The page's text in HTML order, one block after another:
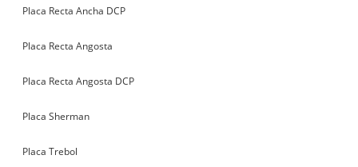
Placa Recta Ancha DCP
Placa Recta Angosta
Placa Recta Angosta DCP
Placa Sherman
Placa Trebol